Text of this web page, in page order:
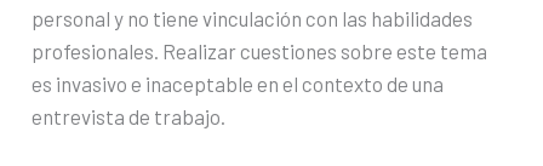
personal y no tiene vinculación con las habilidades
profesionales. Realizar cuestiones sobre este tema
es invasivo e inaceptable en el contexto de una
entrevista de trabajo.